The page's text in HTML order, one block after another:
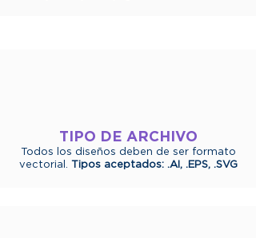
TIPO DE ARCHIVO
Todos los diseños deben de ser formato
vectorial. Tipos aceptados: .AI, .EPS, .SVG